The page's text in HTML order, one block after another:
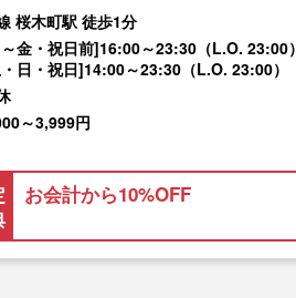
桜木町駅 徒歩1分
金・祝日前]16:00～23:30（L.O. 23:00）
日・祝日]14:00～23:30（L.O. 23:00）
～3,999円
お会計から10%OFF